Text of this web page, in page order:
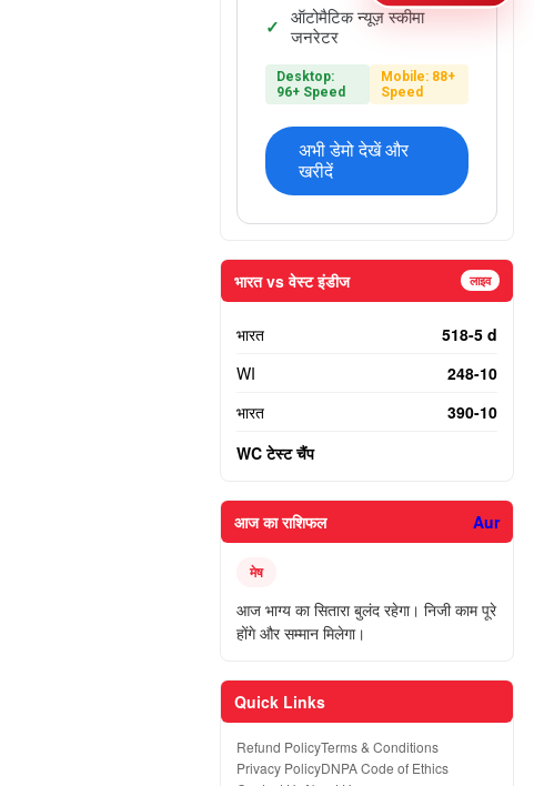
ऑटोमैटिक न्यूज़ स्कीमा
जनरेटर
Desktop:
96+ Speed
Mobile: 88+
Speed
अभी डेमो देखें और
खरीदें
भारत vs वेस्ट इंडीज लाइव
भारत
518-5 d
WI
248-10
भारत
390-10
WC टेस्ट चैंप
आज का राशिफल Aur
मेष
आज भाग्य का सितारा बुलंद रहेगा। निजी काम पूरे
होंगे और सम्मान मिलेगा।
Quick Links
Refund PolicyTerms & Conditions
Privacy PolicyDNPA Code of Ethics